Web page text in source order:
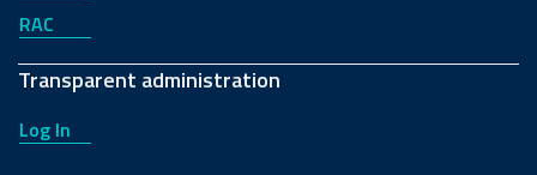
RAC
Transparent administration
Log In